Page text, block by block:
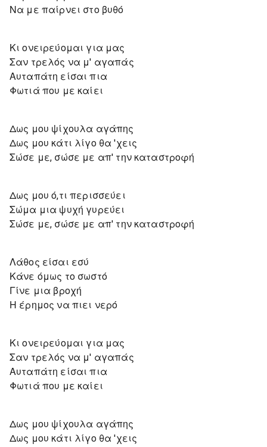
Να με παίρνει στο βυθό
Κι ονειρεύομαι για μας
Σαν τρελός να μ' αγαπάς
Αυταπάτη είσαι πια
Φωτιά που με καίει
Δως μου ψίχουλα αγάπης
Δως μου κάτι λίγο θα 'χεις
Σώσε με, σώσε με απ' την καταστροφή
Δως μου ό,τι περισσεύει
Σώμα μια ψυχή γυρεύει
Σώσε με, σώσε με απ' την καταστροφή
Λάθος είσαι εσύ
Κάνε όμως το σωστό
Γίνε μια βροχή
Η έρημος να πιει νερό
Κι ονειρεύομαι για μας
Σαν τρελός να μ' αγαπάς
Αυταπάτη είσαι πια
Φωτιά που με καίει
Δως μου ψίχουλα αγάπης
Δως μου κάτι λίγο θα 'χεις